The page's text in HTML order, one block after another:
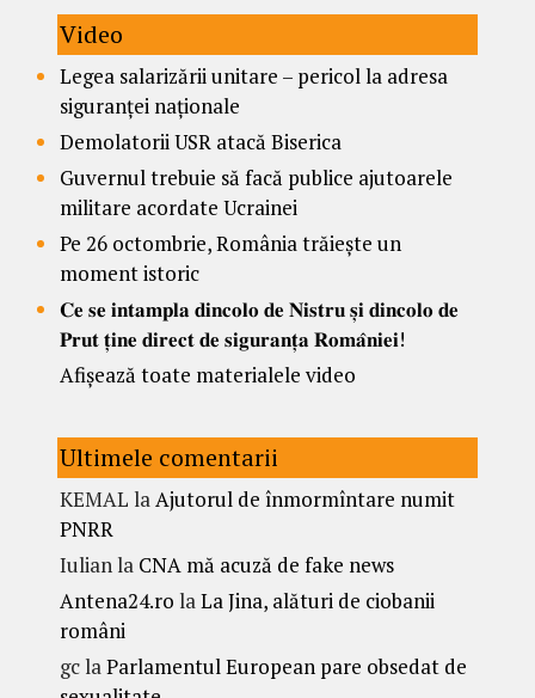
Video
Legea salarizării unitare – pericol la adresa
siguranței naționale
Demolatorii USR atacă Biserica
Guvernul trebuie să facă publice ajutoarele
militare acordate Ucrainei
Pe 26 octombrie, România trăiește un
moment istoric
𝐂𝐞 𝐬𝐞 𝐢𝐧𝐭𝐚𝐦𝐩𝐥𝐚 𝐝𝐢𝐧𝐜𝐨𝐥𝐨 𝐝𝐞 𝐍𝐢𝐬𝐭𝐫𝐮 𝐬̦𝐢 𝐝𝐢𝐧𝐜𝐨𝐥𝐨 𝐝𝐞
𝐏𝐫𝐮𝐭 𝐭̦𝐢𝐧𝐞 𝐝𝐢𝐫𝐞𝐜𝐭 𝐝𝐞 𝐬𝐢𝐠𝐮𝐫𝐚𝐧𝐭̦𝐚 𝐑𝐨𝐦𝐚̂𝐧𝐢𝐞𝐢!
Afișează toate materialele video
Ultimele comentarii
KEMAL laAjutorul de înmormîntare numit
PNRR
Iulianla CNA mă acuză de fake news
Antena24.ro laLa Jina, alături de ciobanii
români
gclaParlamentul European pare obsedat de